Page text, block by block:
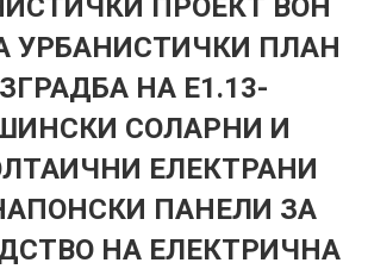
ПРОЕКТ ВОН
УРБАНИСТИЧКИ ПЛАН
НА Е1.13-
СОЛАРНИ И
ЕЛЕКТРАНИ
ПАНЕЛИ ЗА
НА ЕЛЕКТРИЧНА